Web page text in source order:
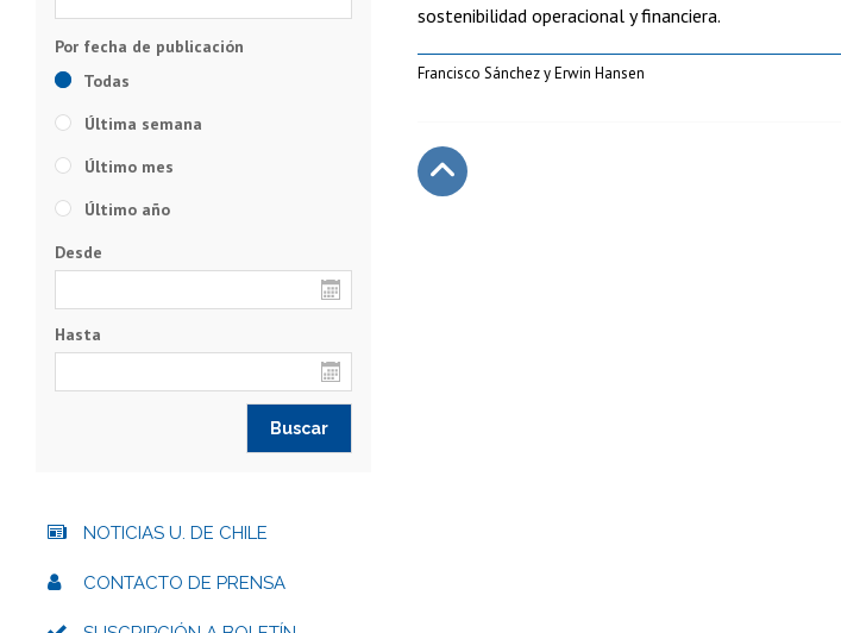
sostenibilidad operacional y financiera.
Francisco Sánchez y Erwin Hansen
Todas
Última semana
Último mes
Último año
Desde
Hasta
NOTICIAS U. DE CHILE
CONTACTO DE PRENSA